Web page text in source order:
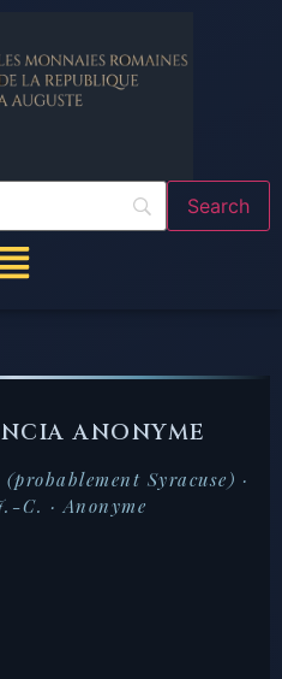
ANONYME
Syracuse) ·
C. · Anonyme